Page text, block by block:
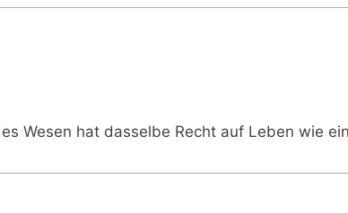
Wesen hat dasselbe Recht auf Leben wie